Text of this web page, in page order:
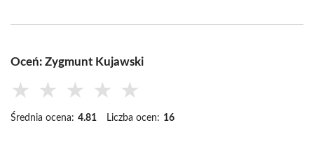
Oceń: Zygmunt Kujawski
★ ★ ★ ★ ★
Średnia ocena: 4.81 Liczba ocen: 16